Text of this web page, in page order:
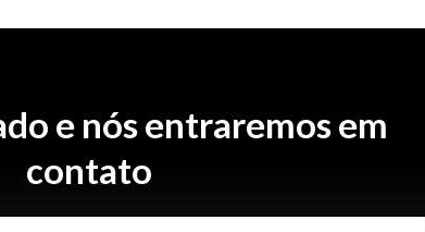
e nós entraremos em
contato